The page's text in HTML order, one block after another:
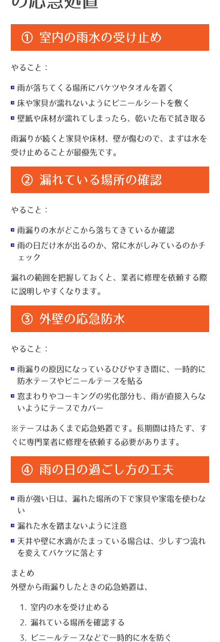
① 室内の雨水の受け止め
やること：
雨が落ちてくる場所にバケツやタオルを置く
床や家具が濡れないようにビニールシートを敷く
壁紙や床材が濡れてしまったら、乾いた布で拭き取る
雨漏りが続くと家具や床材、壁が傷むので、
まずは水を
受け止めること が最優先です。
② 漏れている場所の確認
やること：
雨漏りの水がどこから落ちてきているか確認
雨の日だけ水が出るのか、常に水がしみているのかチ
ェック
漏れの範囲を把握しておくと、業者に修理を依頼する際
に説明しやすくなります。
③ 外壁の応急防水
やること：
雨漏りの原因になっているひびやすき間に、 一時的に
防水テープやビニールテープを貼る
窓まわりやコーキングの劣化部分も、雨が直接入らな
いようにテープでカバー
※テープはあくまで応急処置です。長期間は持たず、す
ぐに専門業者に修理を依頼する必要があります。
④ 雨の日の過ごし方の工夫
雨が強い日は、漏れた場所の下で家具や家電を使わな
い
漏れた水を踏まないように注意
天井や壁に水滴がたまっている場合は、少しずつ流れ
を変えてバケツに落とす
まとめ
外壁から雨漏りしたときの応急処置は、
室内の水を受け止める
漏れている場所を確認する
ビニールテープなどで一時的に水を防ぐ